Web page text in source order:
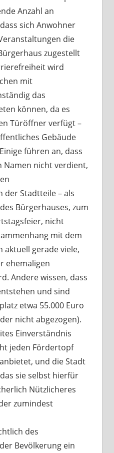
Anzahl an
sich Anwohner
die
zugestellt
wird
mit
das
können, da es
Türöffner verfügt –
Gebäude
führen an, dass
Namen nicht verdient,
der Stadtteile – als
Bürgerhauses, zum
nicht
mit dem
aktuell gerade viele,
ehemaligen
Andere wissen, dass
und sind
etwa 55.000 Euro
nicht abgezogen).
Einverständnis
jeden Fördertopf
und die Stadt
sie selbst hierfür
Nützlicheres
zumindest
des
Bevölkerung ein